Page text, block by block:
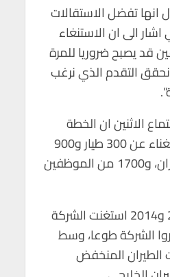
انها تفضل الاستقالات
الى ان الاستنغاء
قد يصبح ضروريا للمرة
نحقق التقدم الذي نرغب
الاثنين ان الخطة
تتضمن احتمال الاستغناء عن 300 طيار و900
مضيف ومضيفة طيران، و1700 من الموظفين
وخلال العامين 2012 و2014 استغنت الشركة
غادروا الشركة طوعا، وسط
المنخفض